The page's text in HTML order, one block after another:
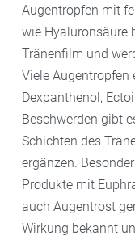
Augentropfen mit
wie Hyaluronsäure
Tränenfilm und
Viele Augentropfen
Dexpanthenol,
Beschwerden gibt
Schichten des
ergänzen.
Produkte mit
auch Augentrost
Wirkung bekannt